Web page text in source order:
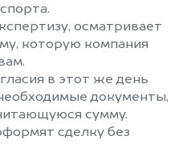
осматривает
которую компания
в этот же день
документы,
сумму.
сделку без